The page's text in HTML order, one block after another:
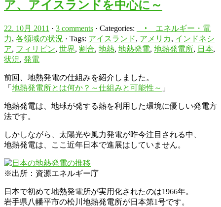
ア、アイスランドを中心に～
22. 10月 2011 · 3 comments · Categories:
‣ エネルギー・電
力, 各領域の状況 · Tags: アイスランド, アメリカ, インドネシ
ア, フィリピン, 世界, 割合, 地熱, 地熱発電, 地熱発電所, 日本,
状況, 発電
前回、地熱発電の仕組みを紹介しました。
「 地熱発電所とは何か？～仕組みと可能性～ 」
地熱発電は、地球が発する熱を利用した環境に優しい発電方
法です。
しかしながら、太陽光や風力発電が昨今注目される中、
地熱発電は、ここ近年日本で進展はしていません。
※出所：資源エネルギー庁
日本で初めて地熱発電所が実用化されたのは1966年。
岩手県八幡平市の松川地熱発電所が日本第1号です。